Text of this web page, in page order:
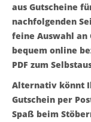
aus Gutscheine
nachfolgenden
feine Auswahl an
bequem online
PDF zum
Alternativ könnt
Gutschein per
Spaß beim